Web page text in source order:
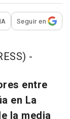
para
IA Seguir en
-
entre
en La
la media